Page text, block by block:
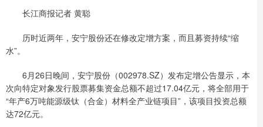
长江商报记者 黄聪
历时近两年，安宁股份还在修改定增方案，而且募资持续“缩
水”。
6月26日晚间，安宁股份（002978.SZ）发布定增公告显示，本
次向特定对象发行股票募集资金总额不超过17.04亿元，将全部用于
“年产6万吨能源级钛（合金）材料全产业链项目”，该项目投资总额
达72亿元。